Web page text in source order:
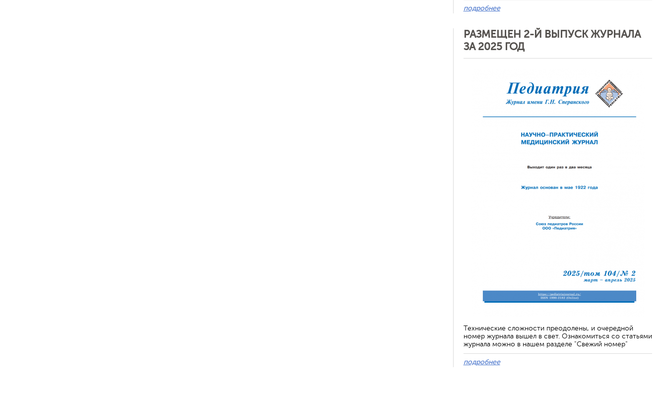
подробнее
РАЗМЕЩЕН 2-Й ВЫПУСК ЖУРНАЛА
ЗА 2025 ГОД
Технические сложности преодолены, и очередной
номер журнала вышел в свет. Ознакомиться со статьями
журнала можно в нашем разделе "Свежий номер"
подробнее